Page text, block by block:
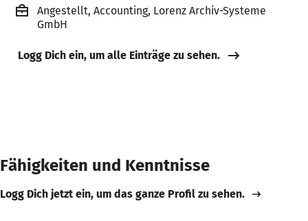
Angestellt, Accounting, Lorenz Archiv-Systeme
GmbH
Logg Dich ein, um alle Einträge zu sehen.
Fähigkeiten und Kenntnisse
Logg Dich jetzt ein, um das ganze Profil zu sehen.